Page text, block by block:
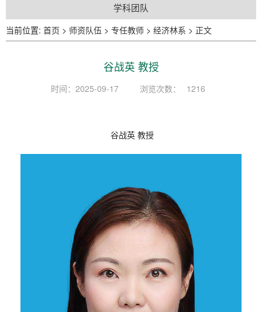
学科团队
当前位置: 首页 > 师资队伍 > 专任教师 > 经济林系 > 正文
谷战英 教授
时间：2025-09-17 浏览次数： 1216
谷战英 教授